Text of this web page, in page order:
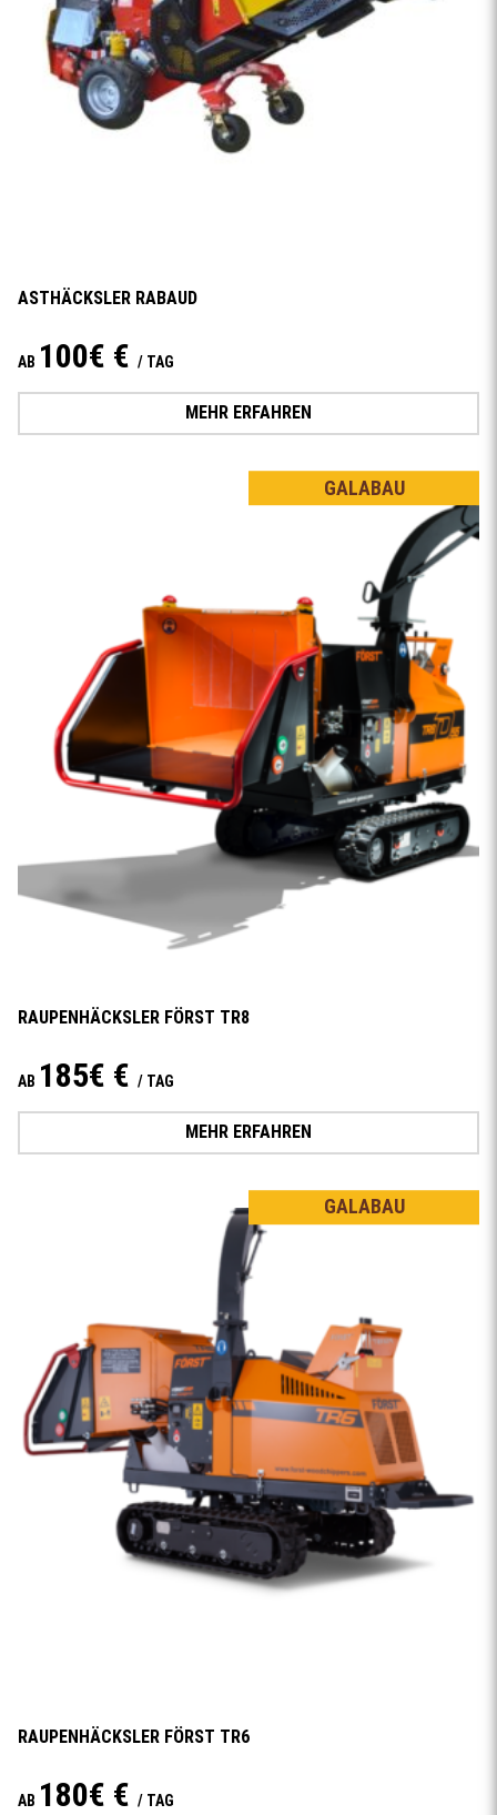
ASTHÄCKSLER RABAUD
AB 100€ € / TAG
MEHR ERFAHREN
GALABAU
RAUPENHÄCKSLER FÖRST TR8
AB 185€ € / TAG
MEHR ERFAHREN
GALABAU
RAUPENHÄCKSLER FÖRST TR6
AB 180€ € / TAG